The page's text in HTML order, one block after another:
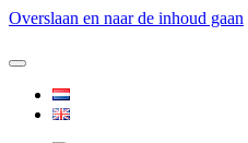
Overslaan en naar de inhoud gaan